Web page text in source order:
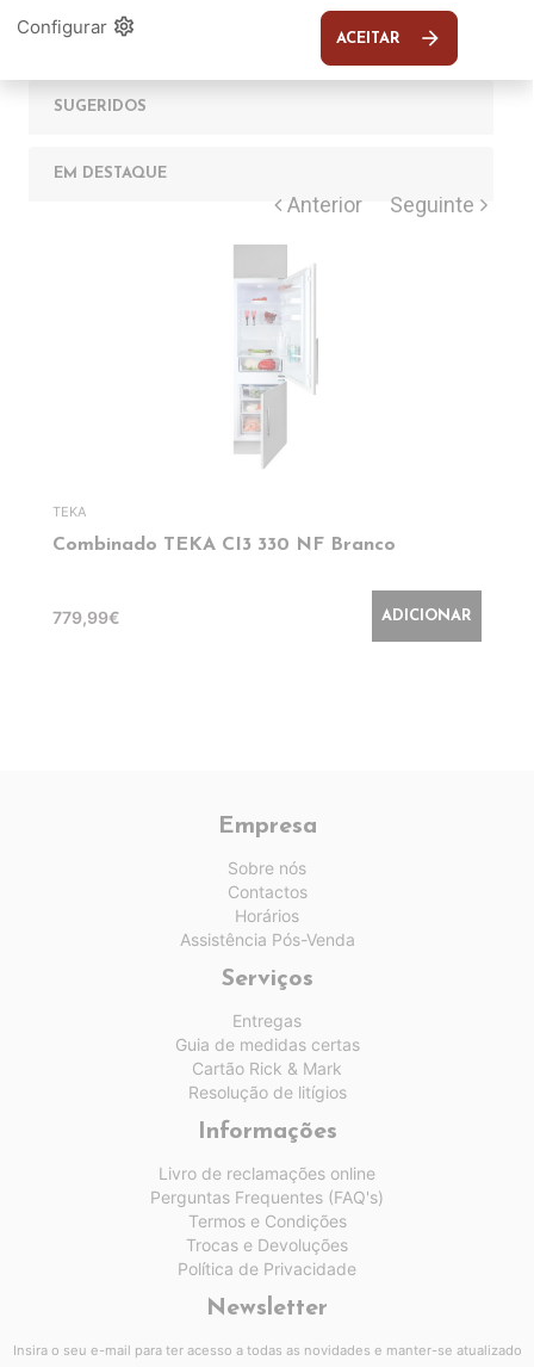
COMPLEMENTOS
SUGERIDOS
EM DESTAQUE
TEKA
Combinado TEKA CI3 330 NF Branco
779,99€ ADICIONAR
Empresa
Sobre nós
Contactos
Horários
Assistência Pós-Venda
Serviços
Entregas
Guia de medidas certas
Cartão Rick & Mark
Resolução de litígios
Informações
Livro de reclamações online
Perguntas Frequentes (FAQ's)
Termos e Condições
Trocas e Devoluções
Política de Privacidade
Newsletter
Insira o seu e-mail para ter acesso a todas as novidades e manter-se atualizado
Configurar settings ACEITAR arrow_forward